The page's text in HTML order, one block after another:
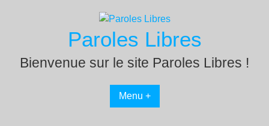
Paroles Libres
Bienvenue sur le site Paroles Libres !
Menu +